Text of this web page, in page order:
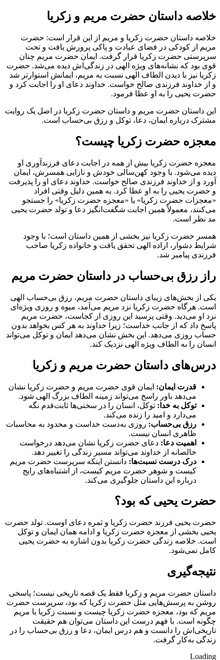
خلاصه داستان حضرت مریم و زکریا
خلاصه داستان حضرت زکریا و مریم از این قرار است: حضرت
مریم از کودکی در فضای عبادت و پاکی پرورش یافت و تحت
سرپرستی حضرت زکریا قرار گرفت. ایمان حضرت مریم چنان
قوی بود که نشانه‌های ویژه الهی در زندگی‌اش دیده می‌شد. حضرت
زکریا نیز با دیدن الطاف الهی نسبت به مریم، ایمانش استوارتر شد
و از خداوند فرزندی صالح خواست. خداوند دعای او را اجابت کرد و
حضرت یحیی را به او عطا فرمود.
این داستان حضرت مریم و داستان حضرت زکریا در اصل یک روایت
مشترک درباره ایمان، دعا، توکل و رزق بی‌حساب است.
معجزه حضرت زکریا چیست؟
معجزه حضرت زکریا بیش از همه در اجابت دعای فرزندآوری او
دیده می‌شود. با وجود کهن‌سالی خودش و نازایی همسرش، ایمان
آورد و از خداوند فرزندی صالح خواست. خداوند دعای او را پذیرفت
و حضرت یحیی را به او عطا کرد. به همین دلیل وقتی افراد
«معجزات حضرت زکریا» یا «معجزه حضرت زکریا» را جستجو
می‌کنند، معمولاً همین اجابت شگفت‌انگیز دعا و تولد حضرت یحیی
مد نظر است.
همسر حضرت زکریا نیز بخشی از همین داستان است؛ با وجود
شرایط دشوار، اراده الهی تحقق یافت و خانواده زکریا صاحب
فرزندی پیامبر شد.
راز رزق بی‌حساب در داستان حضرت مریم
یکی از بخش‌های زیبای داستان حضرت مریم، رزق بی‌حساب الهی
است. هرگاه حضرت زکریا نزد مریم می‌آمد، میوه و روزی ویژه‌ای
نزد او می‌دید. وقتی پرسید این روزی از کجاست، حضرت مریم
پاسخ داد که از جانب خداست؛ زیرا خداوند به هر کس بخواهد بدون
حساب روزی می‌دهد. این بخش نشان می‌دهد ایمان و توکل می‌تواند
انسان را به الطاف ویژه الهی نزدیک کند.
درس‌های داستان حضرت مریم و زکریا
قدرت ایمان: ایمان قوی حضرت مریم و حضرت زکریا نشان
می‌دهد باور راسخ می‌تواند زمینه الطاف بزرگ الهی شود.
توکل به خدا: توکل، انسان را در سختی‌ها ثابت‌قدم نگه
می‌دارد و امید را زنده می‌کند.
رزق بی‌حساب: روزی به‌دست خداست و محدود به محاسبات
ظاهری انسان نیست.
اهمیت دعا: دعای حضرت زکریا نشان می‌دهد درخواست
خالصانه از خداوند می‌تواند مسیر زندگی را تغییر دهد.
درک درست نسبت‌ها: دانستن اینکه سرپرست حضرت مریم
کیست و شوهر حضرت مریم کیست، از اشتباه‌های رایج
درباره این داستان جلوگیری می‌کند.
حضرت یحیی که بود؟
حضرت یحیی فرزند حضرت زکریا و ثمره دعای اوست. تولد حضرت
یحیی بخشی از معجزه حضرت زکریا و ادامه همان ایمان و توکل
است. خلاصه زندگی حضرت زکریا بدون اشاره به حضرت یحیی
کامل نمی‌شود.
نتیجه‌گیری
داستان حضرت مریم و زکریا فقط یک قصه تاریخی نیست؛ پاسخی
روشن به پرسش‌هایی مثل حضرت زکریا که بود، سرپرست حضرت
مریم که بود، معجزه حضرت زکریا چیست و نسبت زکریا با مریم
چگونه است. با فهم درست این داستان می‌توان هم حقیقت
تاریخی‌اش را دانست و هم درس ایمان، دعا و رزق بی‌حساب را در
زندگی به‌کار گرفت.
Loading